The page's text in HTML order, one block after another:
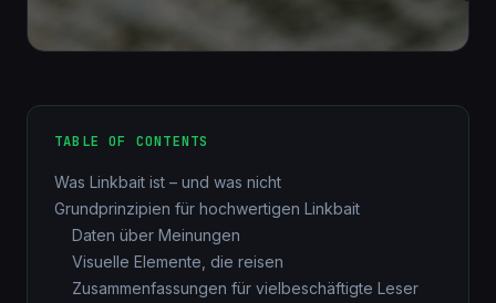
TABLE OF CONTENTS
Was Linkbait ist – und was nicht
Grundprinzipien für hochwertigen Linkbait
Daten über Meinungen
Visuelle Elemente, die reisen
Zusammenfassungen für vielbeschäftigte Leser